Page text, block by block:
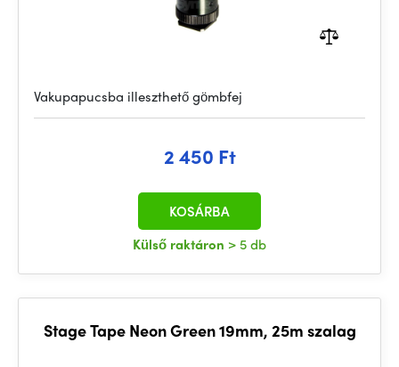
Vakupapucsba illeszthető gömbfej
2 450 Ft
Külső raktáron > 5 db
KOSÁRBA
Stage Tape Neon Green 19mm, 25m szalag